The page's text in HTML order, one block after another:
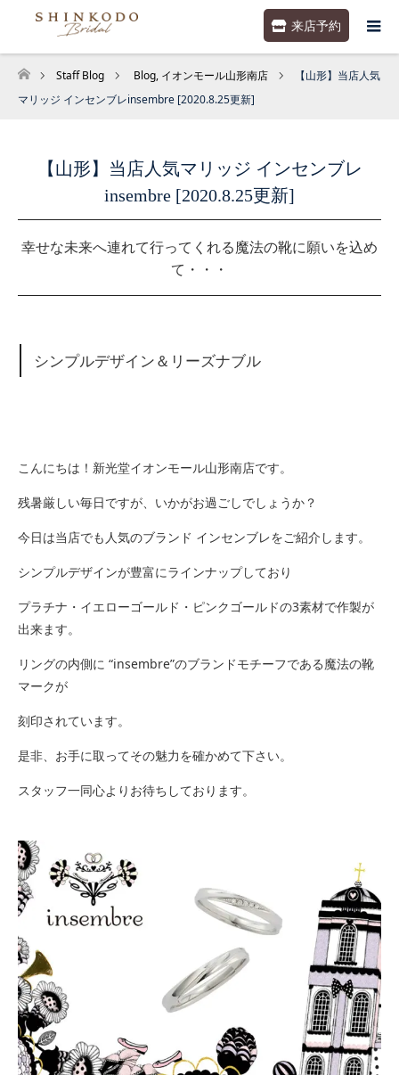
来店予約
ホーム
Staff Blog Blog, イオンモール山形南店
【山形】当店人気
マリッジ インセンブレinsembre [2020.8.25更新]
【山形】当店人気マリッジ インセンブレ
insembre [2020.8.25更新]
幸せな未来へ連れて行ってくれる魔法の靴に願いを込め
て・・・
シンプルデザイン＆リーズナブル
こんにちは！新光堂イオンモール山形南店です。
残暑厳しい毎日ですが、いかがお過ごしでしょうか？
今日は当店でも人気のブランド インセンブレをご紹介します。
シンプルデザインが豊富にラインナップしており
プラチナ・イエローゴールド・ピンクゴールドの3素材で作製が
出来ます。
リングの内側に “insembre”のブランドモチーフである魔法の靴
マークが
刻印されています。
是非、お手に取ってその魅力を確かめて下さい。
スタッフ一同心よりお待ちしております。